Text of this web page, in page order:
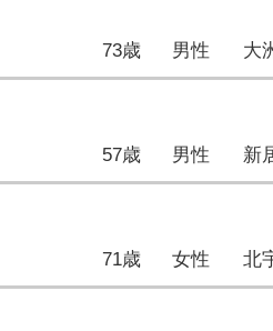
73歳 男性 大
57歳 男性 新
71歳 女性 北